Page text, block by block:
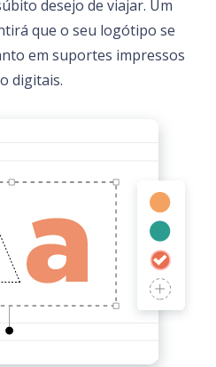
desejo de viajar. Um
que o seu logótipo se
em suportes impressos
digitais.